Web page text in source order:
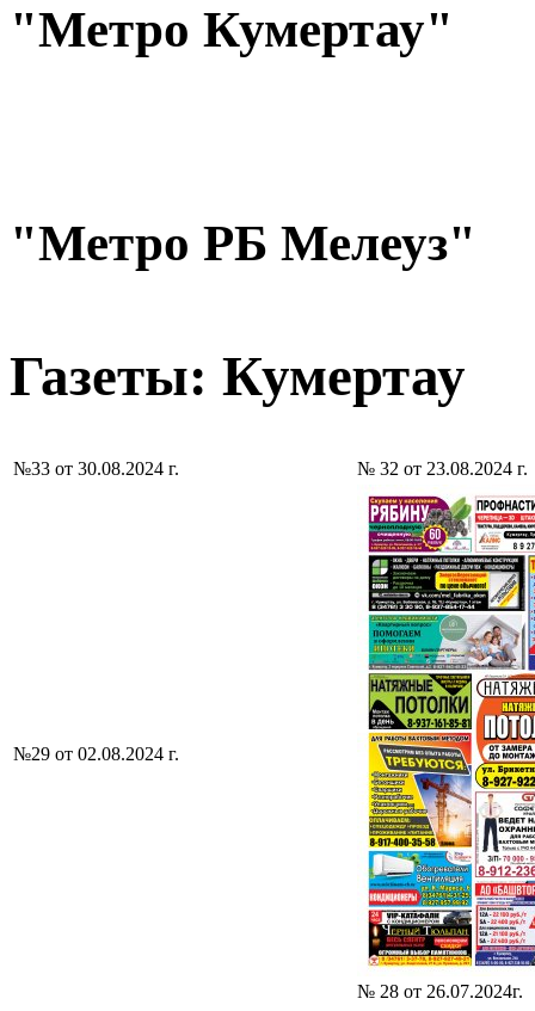
"Метро Кумертау"
"Метро РБ Мелеуз"
Газеты: Кумертау
№33 от 30.08.2024 г. № 32 от 23.08.2024 г.
№29 от 02.08.2024 г.
№ 28 от 26.07.2024г.